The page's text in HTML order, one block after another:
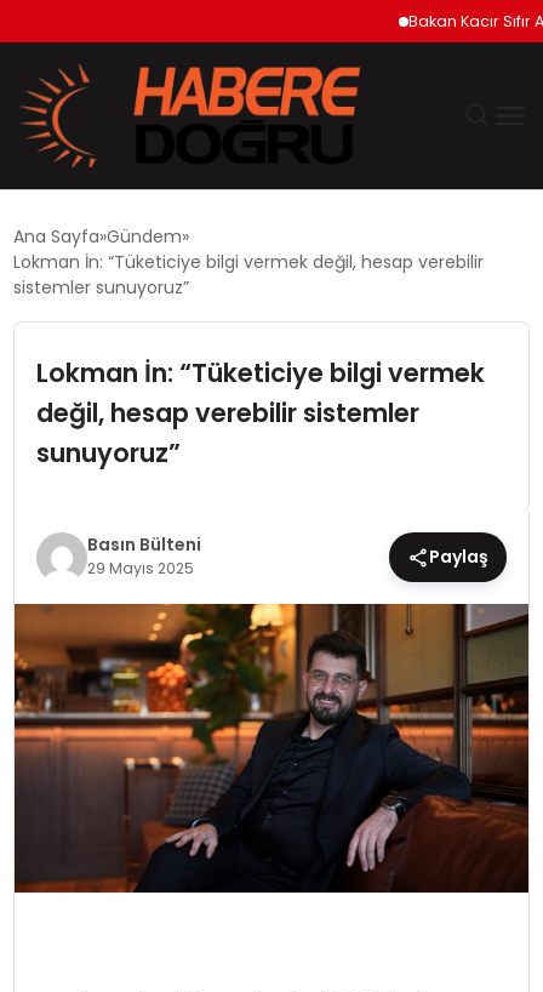
Bakan Kacır Sıfır
EKONOMİ
DÜNYA
TEKNOLOJİ
SPOR
EĞİTİM
MAGAZİN
SAĞLIK
Ana Sayfa Gündem
Lokman İn: “Tüketiciye bilgi vermek değil, hesap verebilir
sistemler sunuyoruz”
Lokman İn: “Tüketiciye bilgi vermek
değil, hesap verebilir sistemler
sunuyoruz”
Basın Bülteni
29 Mayıs 2025 Paylaş